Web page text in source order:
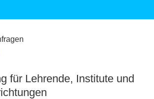
für Lehrende, Institute und